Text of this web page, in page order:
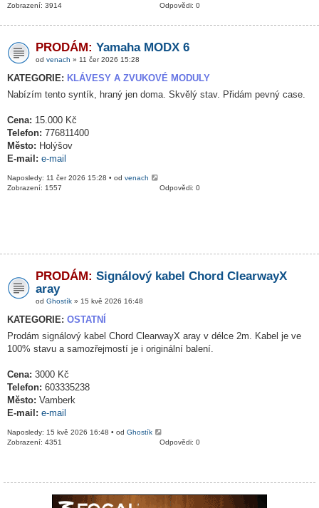
Odpovědi: 0
Zobrazení: 3914
PRODÁM: Yamaha MODX 6
od venach » 11 čer 2026 15:28
KATEGORIE: KLÁVESY A ZVUKOVÉ MODULY
Nabízím tento syntík, hraný jen doma. Skvělý stav. Přidám pevný case.
Cena: 15.000 Kč
Telefon: 776811400
Město: Holýšov
E-mail: e-mail
Naposledy: 11 čer 2026 15:28 • od venach
Odpovědi: 0
Zobrazení: 1557
PRODÁM: Signálový kabel Chord ClearwayX
aray
od Ghostík » 15 kvě 2026 16:48
KATEGORIE: OSTATNÍ
Prodám signálový kabel Chord ClearwayX aray v délce 2m. Kabel je ve
100% stavu a samozřejmostí je i originální balení.
Cena: 3000 Kč
Telefon: 603335238
Město: Vamberk
E-mail: e-mail
Naposledy: 15 kvě 2026 16:48 • od Ghostík
Odpovědi: 0
Zobrazení: 4351